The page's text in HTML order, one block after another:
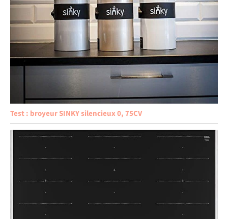
Test : broyeur SINKY silencieux 0, 75CV